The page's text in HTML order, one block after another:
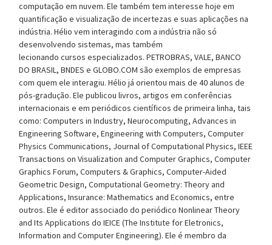
computação em nuvem. Ele também tem interesse hoje em
quantificação e visualização de incertezas e suas aplicações na
indústria. Hélio vem interagindo com a indústria não só
desenvolvendo sistemas, mas também
lecionando cursos especializados. PETROBRAS, VALE, BANCO
DO BRASIL, BNDES e GLOBO.COM são exemplos de empresas
com quem ele interagiu. Hélio já orientou mais de 40 alunos de
pós-gradução. Ele publicou livros, artigos em conferências
internacionais e em periódicos científicos de primeira linha, tais
como: Computers in Industry, Neurocomputing, Advances in
Engineering Software, Engineering with Computers, Computer
Physics Communications, Journal of Computational Physics, IEEE
Transactions on Visualization and Computer Graphics, Computer
Graphics Forum, Computers & Graphics, Computer-Aided
Geometric Design, Computational Geometry: Theory and
Applications, Insurance: Mathematics and Economics, entre
outros. Ele é editor associado do periódico Nonlinear Theory
and Its Applications do IEICE (The Institute for Eletronics,
Information and Computer Engineering). Ele é membro da